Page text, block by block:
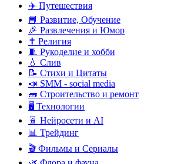
✈️ Путешествия
📘 Развитие, Обучение
🎉 Развлечения и Юмор
✝️ Религия
🧵 Рукоделие и хобби
💧 Слив
📝 Стихи и Цитаты
📣 SMM - social media
🧱 Строительство и ремонт
🖥️ Технологии
🧬 Нейросети и AI
📊 Трейдинг
🎬 Фильмы и Сериалы